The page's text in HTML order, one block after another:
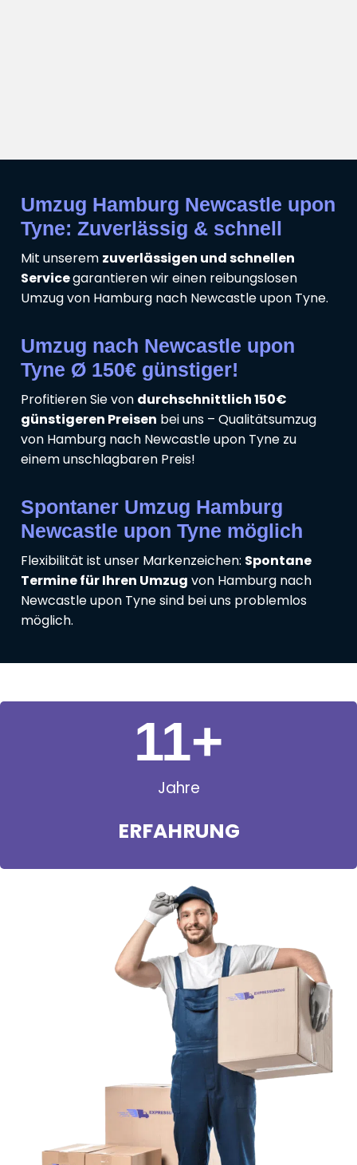
Umzug Hamburg Newcastle upon
Tyne: Zuverlässig & schnell
Mit unserem zuverlässigen und schnellen
Servicegarantieren wir einen reibungslosen
Umzug von Hamburg nach Newcastle upon Tyne.
Umzug nach Newcastle upon
Tyne Ø 150€ günstiger!
Profitieren Sie von durchschnittlich 150€
günstigeren Preisen bei uns – Qualitätsumzug
von Hamburg nach Newcastle upon Tyne zu
einem unschlagbaren Preis!
Spontaner Umzug Hamburg
Newcastle upon Tyne möglich
Flexibilität ist unser Markenzeichen: Spontane
Termine für Ihren Umzug von Hamburg nach
Newcastle upon Tyne sind bei uns problemlos
möglich.
Jahre
ERFAHRUNG
11+